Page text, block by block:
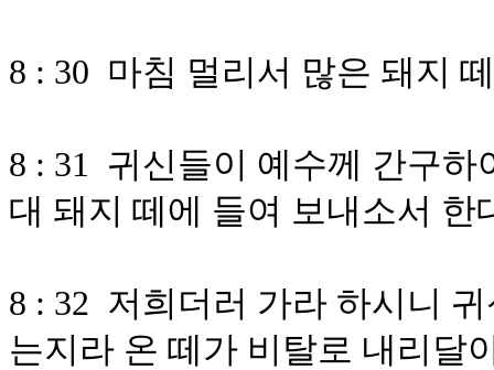
8 : 30 마침 멀리서 많은 돼지
8 : 31 귀신들이 예수께 간구
대 돼지 떼에 들여 보내소서 한
8 : 32 저희더러 가라 하시니
는지라 온 떼가 비탈로 내리달